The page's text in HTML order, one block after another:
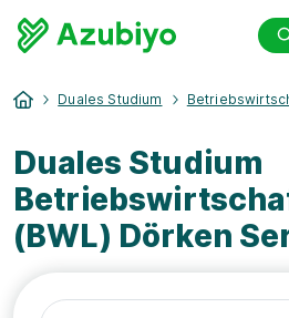
Duales Studium
Duales Studium
(BWL) Dörken